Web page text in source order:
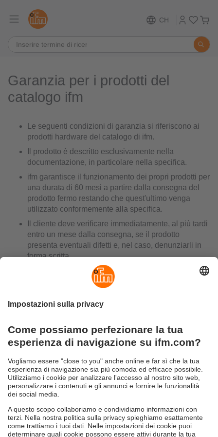
CH
Garanzia per i prodotti del
catalogo ifm
Le seguenti condizioni di garanzia si riferiscono ai
prodotti hardware del catalogo di ifm.
Il prodotto è descritto esclusivamente nella
documentazione, in particolare nella specifica.
ifm garantisce il funzionamento dei propri prodotti per
una durata di 60 mesi a partire dalla consegna del
prodotto fermo restando che quest'ultimo venga
utilizzato conformemente alla specifica.
Il cliente deve verificare immediatamente, al più tardi
entro un mese dalla consegna, se il prodotto
presenta eventuali difetti e, nel caso, denunziarli in
forma scritta.
In caso di reclamo, il cliente deve rispedire il prodotto
alla rispettiva filiale ifm non appena è stato scoperto
descrizione del difetto riscontrato e indicando il
un resoconto di prova all’acquirente, se richiesto.
In caso di reclamo giustificato, il cliente ha diritto, a
discrezione di ifm, a un dispositivo sostitutivo gratuito
oppure una riparazione gratuita. Altre richieste di
risarcimento sono escluse a meno che non vengano
applicate norme di legge sulla responsabilità.
Data: 07/2025